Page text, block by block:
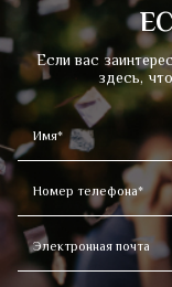
Если вас
здесь,